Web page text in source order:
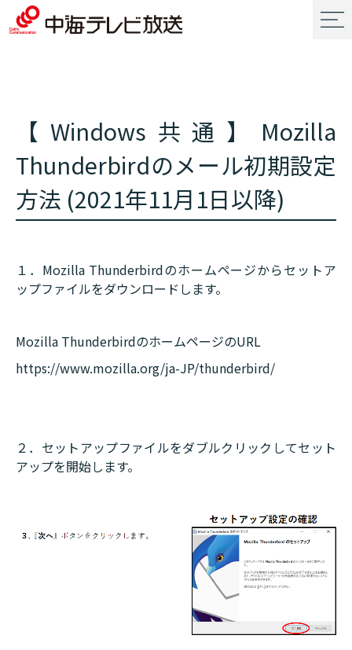
【Windows共通】Mozilla
Thunderbirdのメール初期設定
方法 (2021年11月1日以降)
１．Mozilla Thunderbirdのホームページからセットア
ップファイルをダウンロードします。
Mozilla ThunderbirdのホームページのURL
https://www.mozilla.org/ja-JP/thunderbird/
２．セットアップファイルをダブルクリックしてセット
アップを開始します。